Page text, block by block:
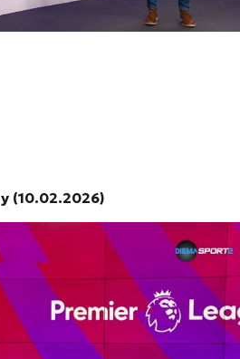
(10.02.2026)